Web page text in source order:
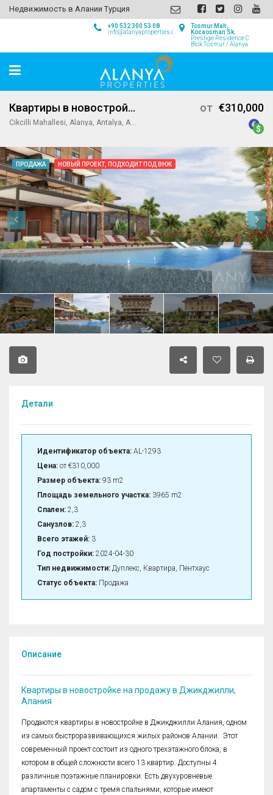
Недвижимость в Алании Турция
Tosmur Mah,
Kocaosman Sk.
Prestige Residence C
Blok Tosmur / Alanya
+90 532 300 53 08
info@alanyaproperties.com
Квартиры в новостройке на продажу в Джикджилли, Алания
Cikcilli Mahallesi, Alanya, Antalya, Akdeniz Bölgesi, Türkiye
от €310,000
ПРОДАЖА НОВЫЙ ПРОЕКТ, ПОДХОДИТ ПОД ВНЖ
Детали
Идентификатор объекта: AL-1293
Цена: от€310,000
Размер объекта: 93 m2
Площадь земельного участка: 3965 m2
Спален: 2,3
Санузлов: 2,3
Всего этажей: 3
Год постройки: 2024-04-30
Тип недвижимости: Дуплекс, Квартира, Пентхаус
Статус объекта: Продажа
Описание
Квартиры в новостройке на продажу в Джикджилли,
Алания
Продаются квартиры в новостройке в Джикджилли Алания, одном
из самых быстроразвивающихся жилых районов Алании. Этот
современный проект состоит из одного трехэтажного блока, в
котором в общей сложности всего 13 квартир. Доступны 4
различные поэтажные планировки. Есть двухуровневые
апартаменты с садом с тремя спальнями, которые имеют